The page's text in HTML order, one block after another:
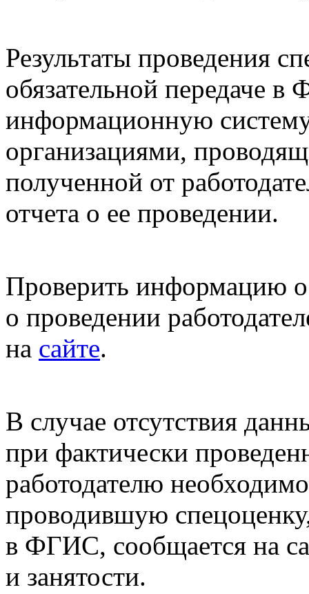
Результаты проведения
обязательной передаче
информационную
организациями,
полученной от
отчета о ее проведении.
Проверить информацию
о проведении
на сайте.
В случае отсутствия
при фактически
работодателю
проводившую
в ФГИС, сообщается на
и занятости.